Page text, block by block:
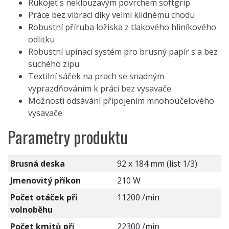
Rukojeť s neklouzavým povrchem softgrip
Práce bez vibrací díky velmi klidnému chodu
Robustní příruba ložiska z tlakového hliníkového
odlitku
Robustní upínací systém pro brusný papír s a bez
suchého zipu
Textilní sáček na prach se snadným
vyprazdňováním k práci bez vysavače
Možnosti odsávání připojením mnohoúčelového
vysavače
Parametry produktu
Brusná deska
92 x 184 mm (list 1/3)
Jmenovitý příkon
210 W
Počet otáček při
volnoběhu
11200 /min
Počet kmitů při 22300 /min